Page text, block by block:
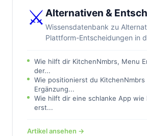
⚔️ Alternativen &
Wissensdatenbank zu
Plattform-Entscheidungen in
Wie hilft dir KitchenNmbrs, Menu
der...
Wie positionierst du KitchenNmbrs
Ergänzung...
Wie hilft dir eine schlanke App wie
erst...
Artikel ansehen →